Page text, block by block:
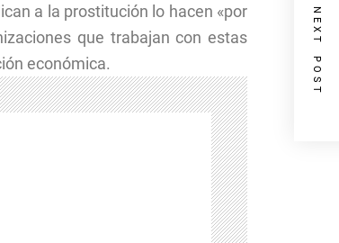
a la prostitución lo hacen «por
que trabajan con estas
económica.
NEXT POST